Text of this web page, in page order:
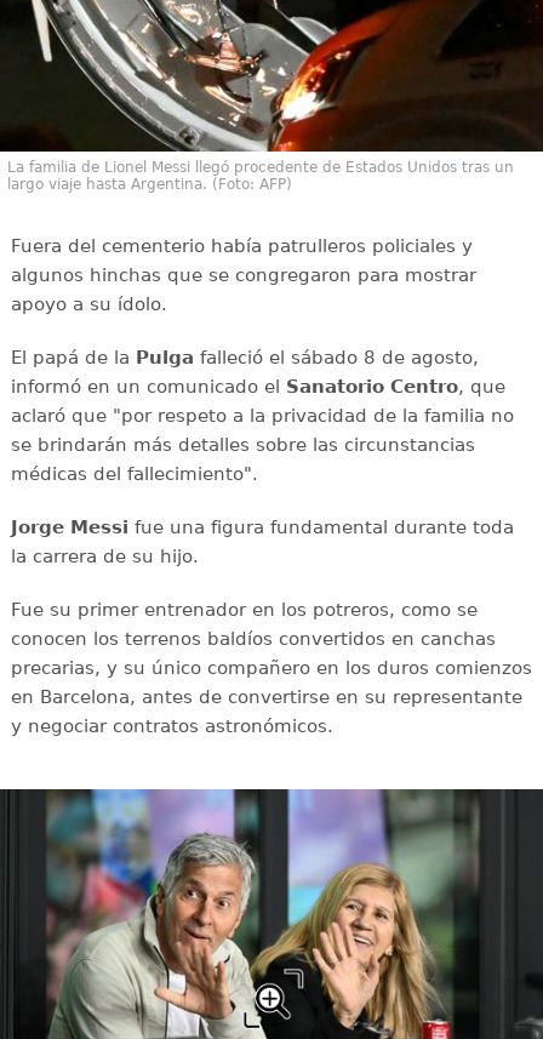
La familia de Lionel Messi llegó procedente de Estados Unidos tras un
largo viaje hasta Argentina. (Foto: AFP)
Fuera del cementerio había patrulleros policiales y
algunos hinchas que se congregaron para mostrar
apoyo a su ídolo.
El papá de la Pulga falleció el sábado 8 de agosto,
informó en un comunicado el Sanatorio Centro, que
aclaró que "por respeto a la privacidad de la familia no
se brindarán más detalles sobre las circunstancias
médicas del fallecimiento".
Jorge Messi fue una figura fundamental durante toda
la carrera de su hijo.
Fue su primer entrenador en los potreros, como se
conocen los terrenos baldíos convertidos en canchas
precarias, y su único compañero en los duros comienzos
en Barcelona, antes de convertirse en su representante
y negociar contratos astronómicos.